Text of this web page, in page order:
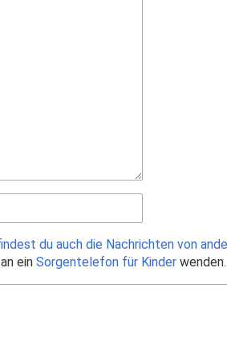
du auch die Nachrichten von
ein Sorgentelefon für Kinder wenden.